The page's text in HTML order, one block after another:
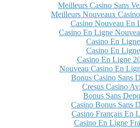
Meilleurs Casino Sans
Meilleurs Nouveaux
Casino Nouveau En
Casino En Ligne
Casino En Ligne
Casino En Ligne
Casino En Ligne
Nouveau Casino En
Bonus Casino Sans
Cresus Casino
Bonus Sans
Casino Bonus Sans
Casino Français En
Casino En Ligne